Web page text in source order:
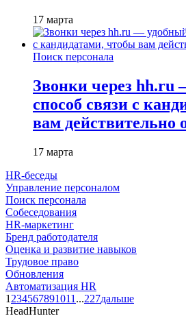
17 марта
Поиск персонала
Звонки через hh.ru
способ связи с
вам действительно
17 марта
HR-беседы
Управление персоналом
Поиск персонала
Собеседования
HR-маркетинг
Бренд работодателя
Оценка и развитие навыков
Трудовое право
Обновления
Автоматизация HR
1 234567891011 ...227дальше
HeadHunter